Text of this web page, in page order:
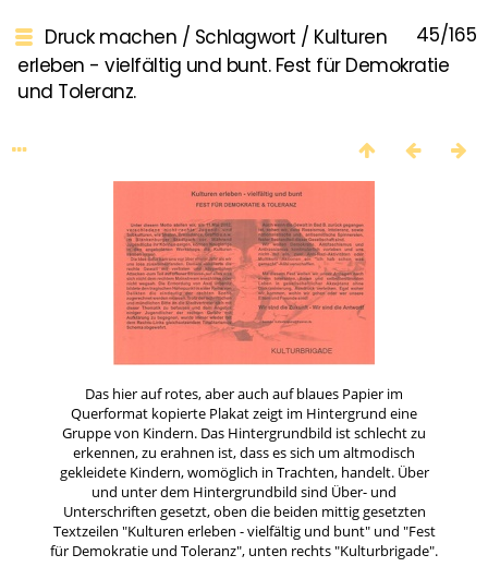
45/165
Druck machen / Schlagwort / Kulturen
erleben - vielfältig und bunt. Fest für Demokratie
und Toleranz.
Das hier auf rotes, aber auch auf blaues Papier im
Querformat kopierte Plakat zeigt im Hintergrund eine
Gruppe von Kindern. Das Hintergrundbild ist schlecht zu
erkennen, zu erahnen ist, dass es sich um altmodisch
gekleidete Kindern, womöglich in Trachten, handelt. Über
und unter dem Hintergrundbild sind Über- und
Unterschriften gesetzt, oben die beiden mittig gesetzten
Textzeilen "Kulturen erleben - vielfältig und bunt" und "Fest
für Demokratie und Toleranz", unten rechts "Kulturbrigade".